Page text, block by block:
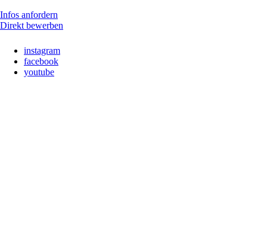
Infos anfordern
Direkt bewerben
instagram
facebook
youtube